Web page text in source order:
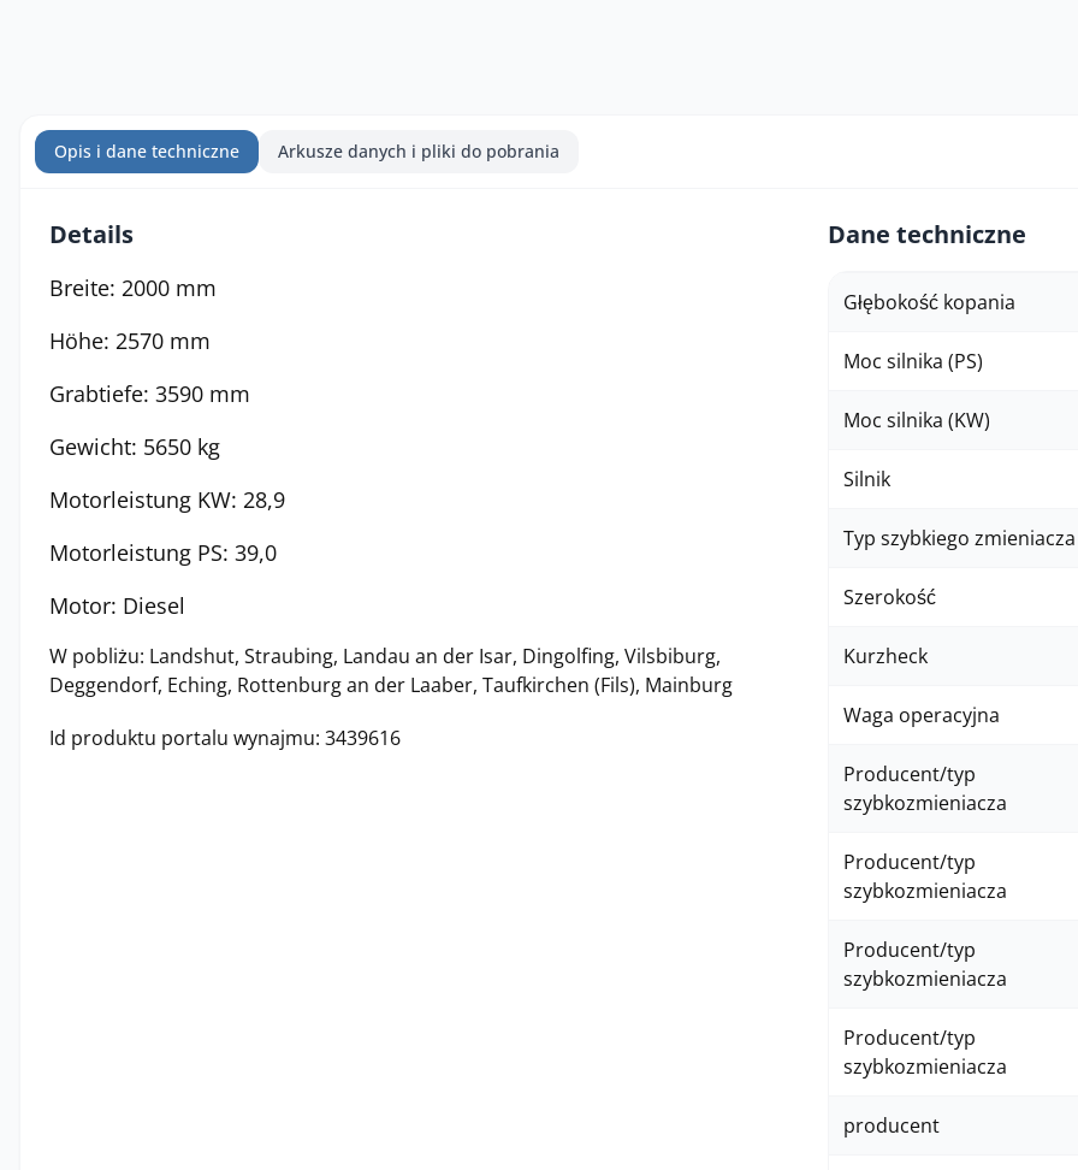
Opis i dane techniczne Arkusze danych i pliki do pobrania
Details
Breite: 2000 mm
Höhe: 2570 mm
Grabtiefe: 3590 mm
Gewicht: 5650 kg
Motorleistung KW: 28,9
Motorleistung PS: 39,0
Motor: Diesel
W pobliżu: Landshut, Straubing, Landau an der Isar, Dingolfing, Vilsbiburg,
Deggendorf, Eching, Rottenburg an der Laaber, Taufkirchen (Fils), Mainburg
Id produktu portalu wynajmu: 3439616
Dane techniczne
Głębokość kopania
Moc silnika (PS)
Moc silnika (KW)
Silnik
Typ szybkiego zmieniacza
Szerokość
Kurzheck
Waga operacyjna
Producent/typ
szybkozmieniacza
Producent/typ
szybkozmieniacza
Producent/typ
szybkozmieniacza
Producent/typ
szybkozmieniacza
producent